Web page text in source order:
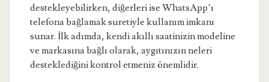
destekleyebilirken, diğerleri ise WhatsApp’ı
telefona bağlamak suretiyle kullanım imkanı
sunar. İlk adımda, kendi akıllı saatinizin modeline
ve markasına bağlı olarak, aygıtınızın neleri
desteklediğini kontrol etmeniz önemlidir.